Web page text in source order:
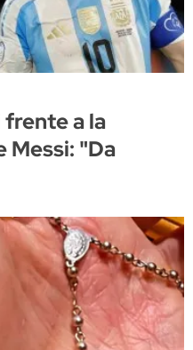
frente a la
Messi: "Da